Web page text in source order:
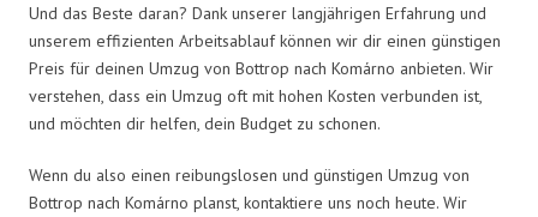
Und das Beste daran? Dank unserer langjährigen Erfahrung und
unserem effizienten Arbeitsablauf können wir dir einen günstigen
Preis für deinen Umzug von Bottrop nach Komárno anbieten. Wir
verstehen, dass ein Umzug oft mit hohen Kosten verbunden ist,
und möchten dir helfen, dein Budget zu schonen.
Wenn du also einen reibungslosen und günstigen Umzug von
Bottrop nach Komárno planst, kontaktiere uns noch heute. Wir